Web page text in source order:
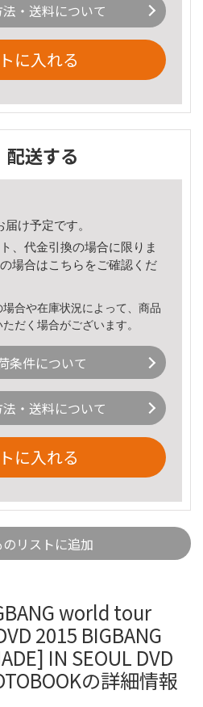
・送料について
に入れる
配送する
け予定です。
、代金引換の場合に限りま
場合はこちら をご確認くだ
合や在庫状況によって、商品
だく場合がございます。
条件について
・送料について
に入れる
リストに追加
world tour
2015 BIGBANG
IN SEOUL DVD
の詳細情報